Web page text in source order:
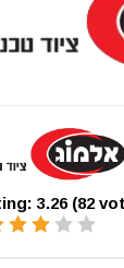
3.26 (82